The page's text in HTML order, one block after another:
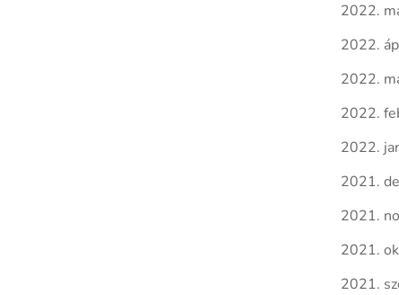
2022.
2022.
2022.
2022.
2022.
2021.
2021.
2021.
2021.